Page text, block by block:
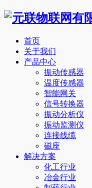
首页
关于我们
产品中心
振动传感器
温度传感器
智能网关
信号转换器
振动分析仪
振动监测仪
连接线缆
磁座
解决方案
化工行业
冶金行业